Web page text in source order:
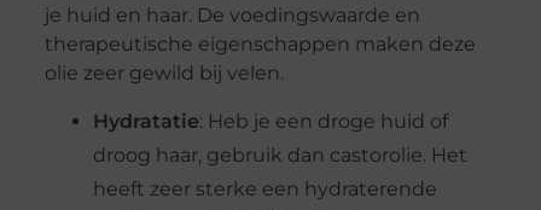
je huid en haar. De voedingswaarde en
therapeutische eigenschappen maken deze
olie zeer gewild bij velen.
Hydratatie: Heb je een droge huid of
droog haar, gebruik dan castorolie. Het
heeft zeer sterke een hydraterende